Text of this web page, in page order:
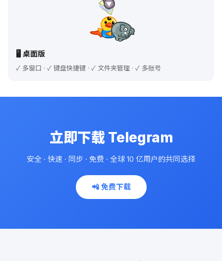
🖥️ 桌面版
✓ 多窗口 · ✓ 键盘快捷键 · ✓ 文件夹管理 · ✓ 多账号
立即下载 Telegram
安全 · 快速 · 同步 · 免费 · 全球 10 亿用户的共同选择
📲 免费下载